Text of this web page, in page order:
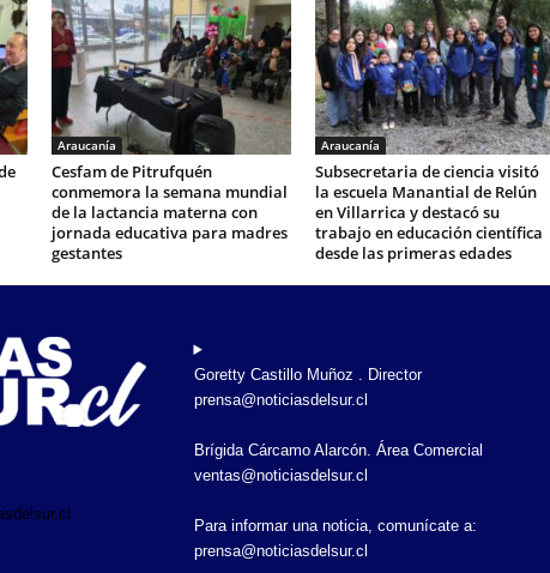
Araucanía
Cesfam de Pitrufquén
conmemora la semana mundial
de la lactancia materna con
jornada educativa para madres
gestantes
Araucanía
Subsecretaria de ciencia visitó
la escuela Manantial de Relún
en Villarrica y destacó su
trabajo en educación científica
desde las primeras edades
Goretty Castillo Muñoz . Director
prensa@noticiasdelsur.cl
Brígida Cárcamo Alarcón. Área Comercial
ventas@noticiasdelsur.cl
Para informar una noticia, comunícate a:
prensa@noticiasdelsur.cl